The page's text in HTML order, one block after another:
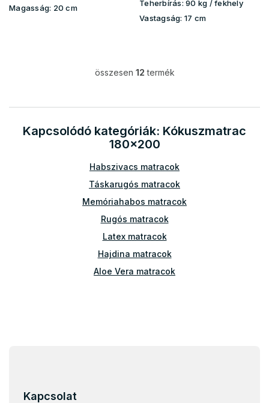
Magasság: 20 cm
Teherbírás: 90 kg / fekhely
Vastagság: 17 cm
L
t
i
r
n
y
í
t
s
e
e
m
összesen 12 termék
Kapcsolódó kategóriák: Kókuszmatrac
180x200
Habszivacs matracok
Táskarugós matracok
Memóriahabos matracok
Rugós matracok
Latex matracok
Hajdina matracok
Aloe Vera matracok
Kapcsolat